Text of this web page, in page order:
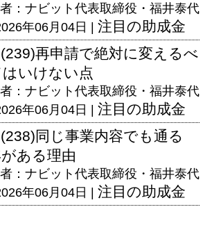
：ナビット代表取締役・福井泰代
年06月04日 | 注目の助成金
再申請で絶対に変えるべ
いけない点
：ナビット代表取締役・福井泰代
年06月04日 | 注目の助成金
同じ事業内容でも通る
ある理由
：ナビット代表取締役・福井泰代
年06月04日 | 注目の助成金